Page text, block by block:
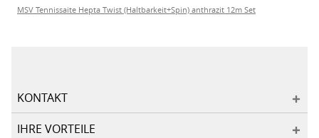
MSV Tennissaite Hepta Twist (Haltbarkeit+Spin) anthrazit 12m Set
KONTAKT
IHRE VORTEILE